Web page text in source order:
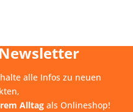
alle Infos zu neuen
Alltagals Onlineshop!